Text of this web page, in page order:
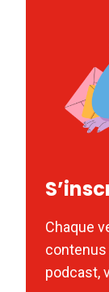
Chaque
contenus
podcast,